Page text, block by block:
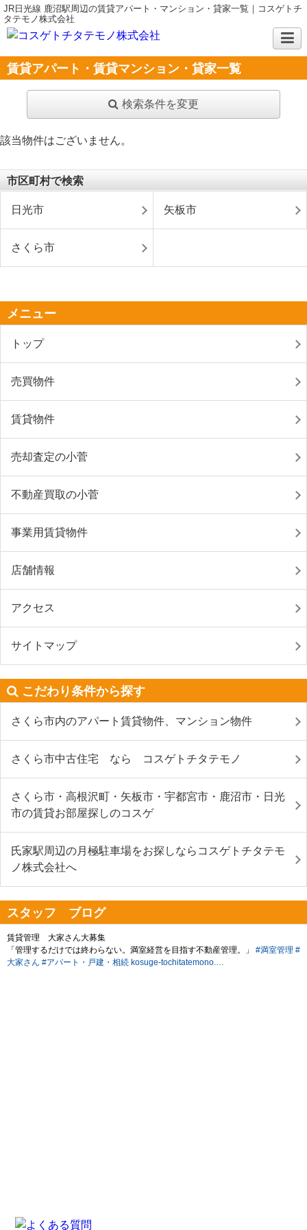
JR日光線 鹿沼駅周辺の賃貸アパート・マンション・貸家一覧｜コスゲトチ
タテモノ株式会社
賃貸アパート・賃貸マンション・貸家一覧
検索条件を変更
該当物件はございません。
市区町村で検索
日光市 矢板市
さくら市
メニュー
トップ
売買物件
賃貸物件
売却査定の小菅
不動産買取の小菅
事業用賃貸物件
店舗情報
アクセス
サイトマップ
こだわり条件から探す
さくら市内のアパート賃貸物件、マンション物件
さくら市中古住宅 なら コスゲトチタテモノ
さくら市・高根沢町・矢板市・宇都宮市・鹿沼市・日光
市の賃貸お部屋探しのコスゲ
氏家駅周辺の月極駐車場をお探しならコスゲトチタテモ
ノ株式会社へ
スタッフ ブログ